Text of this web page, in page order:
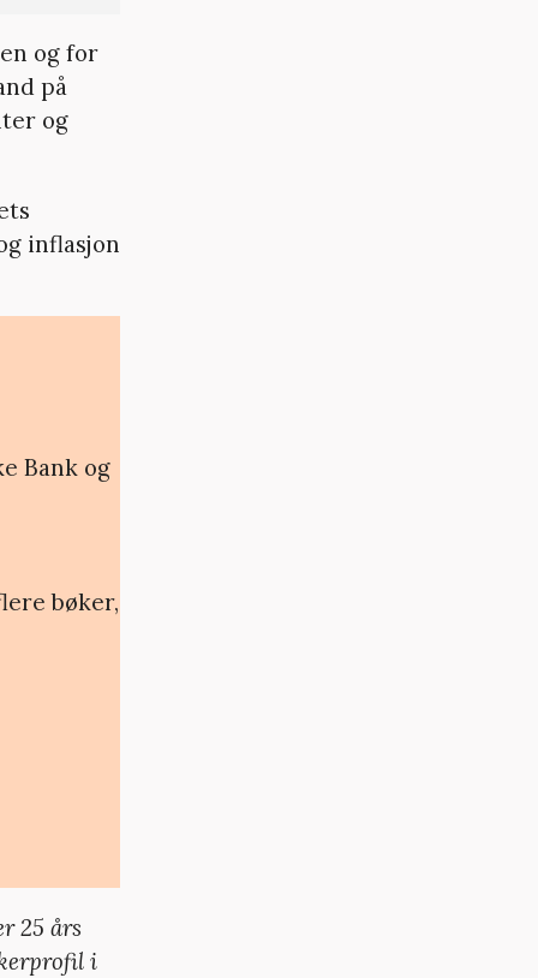
og for
på
og
inflasjon
Bank og
bøker,
25 års
i